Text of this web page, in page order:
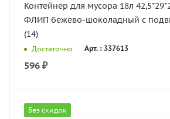
Контейнер для мусора 18л
ФЛИП бежево-шоколадный с
(14)
Достаточно Арт. : 337613
596 ₽
Без скидок